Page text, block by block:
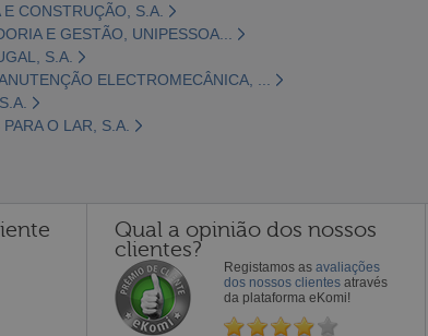
CONSTRUÇÃO, S.A.
E GESTÃO, UNIPESSOA...
S.A.
ELECTROMECÂNICA, ...
O LAR, S.A.
Qual a opinião dos nossos
clientes?
Registamos as avaliações
dos nossos clientes através
da plataforma eKomi!